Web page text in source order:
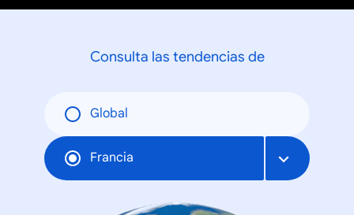
Consulta las tendencias de
Global
Francia